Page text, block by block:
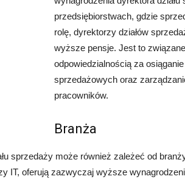
przedsiębiorstwach, gdzie
rolę, dyrektorzy działów
wyższe pensje. Jest to
odpowiedzialnością za
sprzedażowych oraz
pracowników.
Branża
sprzedaży może również zależeć od
IT, oferują zazwyczaj wyższe